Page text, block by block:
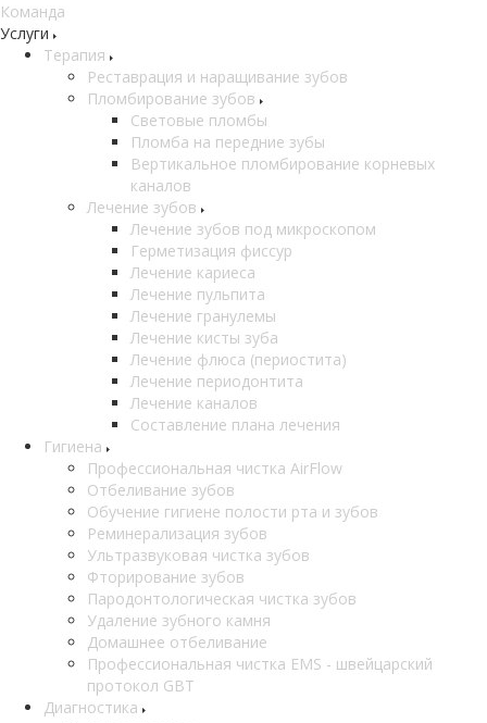
Команда
Услуги
Терапия
Реставрация и наращивание зубов
Пломбирование зубов
Световые пломбы
Пломба на передние зубы
Вертикальное пломбирование корневых
каналов
Лечение зубов
Лечение зубов под микроскопом
Герметизация фиссур
Лечение кариеса
Лечение пульпита
Лечение гранулемы
Лечение кисты зуба
Лечение флюса (периостита)
Лечение периодонтита
Лечение каналов
Составление плана лечения
Гигиена
Профессиональная чистка AirFlow
Отбеливание зубов
Обучение гигиене полости рта и зубов
Реминерализация зубов
Ультразвуковая чистка зубов
Фторирование зубов
Пародонтологическая чистка зубов
Удаление зубного камня
Домашнее отбеливание
Профессиональная чистка EMS - швейцарский
протокол GBT
Диагностика